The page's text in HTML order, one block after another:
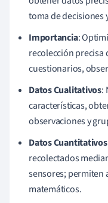
toma de decisiones
Importancia:
recolección precisa
cuestionarios,
Datos Cualitativos:
características,
observaciones y
Datos Cuantitativos
recolectados
sensores; permiten
matemáticos.